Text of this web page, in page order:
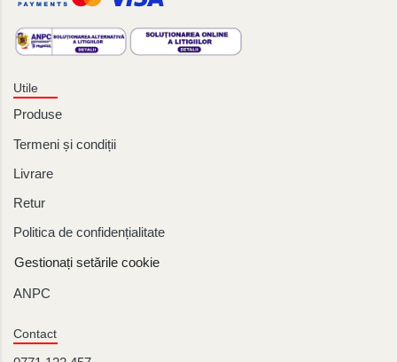
Utile
Produse
Termeni și condiții
Livrare
Retur
Politica de confidențialitate
Gestionați setările cookie
ANPC
Contact